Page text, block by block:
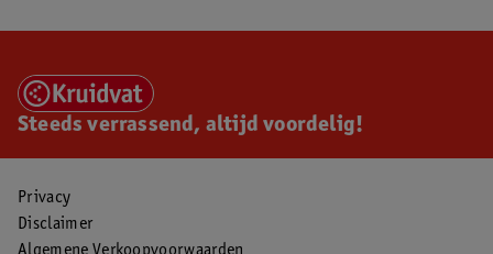
Steeds verrassend, altijd voordelig!
Privacy
Disclaimer